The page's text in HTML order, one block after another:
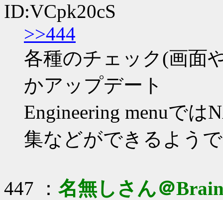
ID:VCpk20cS
>>444
各種のチェック(画面
かアップデート
Engineering menuで
集などができるよう
447 ： 名無しさん＠